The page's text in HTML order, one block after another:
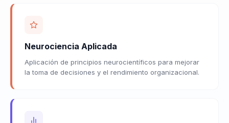
Neurociencia Aplicada
Aplicación de principios neurocientíficos para mejorar
la toma de decisiones y el rendimiento organizacional.